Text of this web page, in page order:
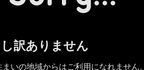
訳ありません
いの地域からはご利用になれません。